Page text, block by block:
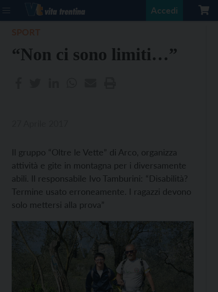
Accedi
“Non ci sono limiti…”
Il gruppo “Oltre le Vette” di Arco, organizza
attività e gite in montagna per i diversamente
abili. Il responsabile Ivo Tamburini: “Disabilità?
Termine usato erroneamente. I ragazzi devono
solo mettersi alla prova”